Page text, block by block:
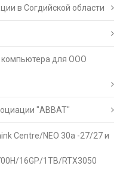
в Согдийской области
компьютера для ООО
"АВВАТ"
Centre/NEO 30a -27/27 и
16GP/1TB/RTX3050